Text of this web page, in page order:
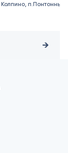
Колпино, п.Понтонный